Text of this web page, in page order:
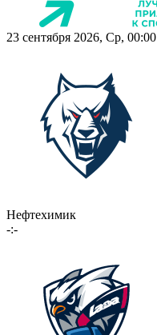
23 сентября 2026, Ср, 00:00
Нефтехимик
-:-